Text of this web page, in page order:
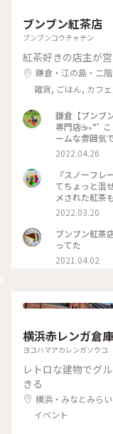
り(2枚目)！ 自
もたくさんで
も3年前の今
ました。 #彫
ブンブン紅茶店
ブンブンコウチャテン
紅茶好きの店主が
鎌倉・江の島・二
雑貨, ごはん, カフ
鎌倉【ブンブン紅茶店】さん
専門店☕∗*ﾟ ここも店内はアンティーク調でとってもアットホ
ームな雰囲気でこ
んがおしゃべ
Googleで調べ
気」とか「う
のだけど、全
いかな？)女
忙しそうで
した✨ この逆さまのケーキ？🧐が気になってオーダーしてみた
ところ、 ケー
でふわっふわ
ゴが甘酸っぱ
ランスでした💓 #鎌倉カフェ #紅茶専門店 #ブンブン紅茶店 #
2022.04.26
『スノーフレ
てちょっと混
メされた紅茶
2022.03.20
ブンブン紅茶
ってた
2021.04.02
横浜赤レンガ倉庫
ヨコハマアカレンガソウコ
レトロな建物でグ
きる
横浜・みなとみら
イベント